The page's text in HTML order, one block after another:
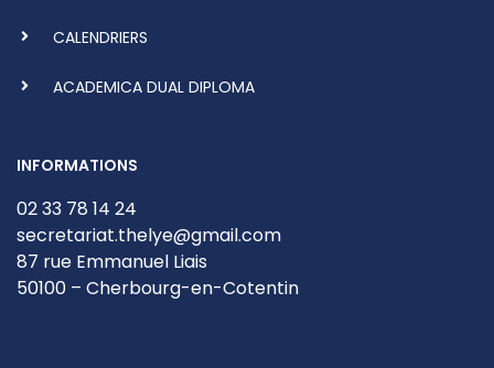
CALENDRIERS
ACADEMICA DUAL DIPLOMA
INFORMATIONS
02 33 78 14 24
secretariat.thelye@gmail.com
87 rue Emmanuel Liais
50100 – Cherbourg-en-Cotentin